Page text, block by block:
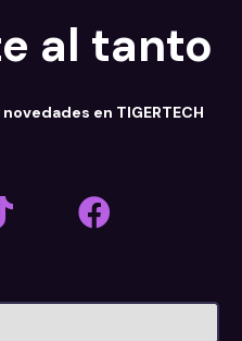
al tanto
en TIGERTECH